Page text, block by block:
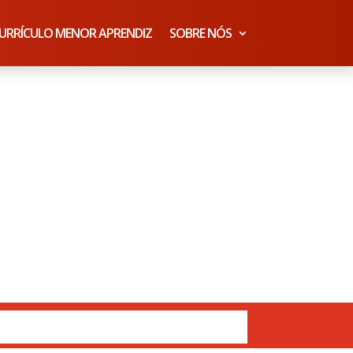
MENOR APRENDIZ SOBRE NÓS